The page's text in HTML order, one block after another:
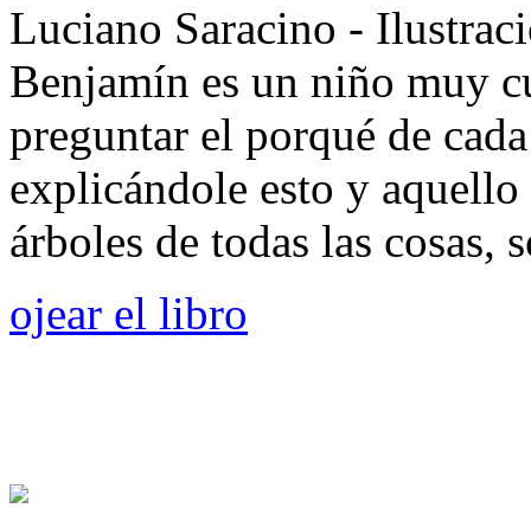
Luciano Saracino -
Benjamín es un niño muy
preguntar el porqué de
explicándole esto y
árboles de todas las cosas,
ojear el libro